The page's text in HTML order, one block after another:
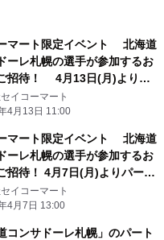
マート限定イベント 北海道
ーレ札幌の選手が参加するお
招待！ 4月13日(月)よりパ
企業によるキャンペーンを開
イコーマート
4月13日 11:00
マート限定イベント 北海道
ーレ札幌の選手が参加するお
招待！ 4月7日(月)よりパート
によるキャンペーンを開始
イコーマート
4月7日 13:00
コンサドーレ札幌」のパート